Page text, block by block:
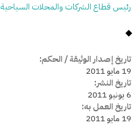
رئيس قطاع الشركات والمحلات السياحية
تاريخ إصدار الوثيقة / الحكم:
19 مايو 2011
تاريخ النشر:
6 يونيو 2011
تاريخ العمل به:
19 مايو 2011